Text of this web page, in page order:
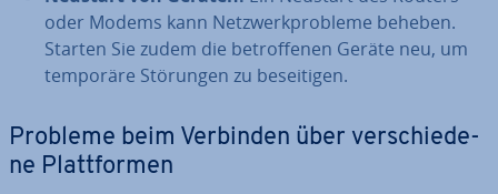
oder Modems kann Netz­werk­pro­ble­me beheben.
Starten Sie zudem die be­trof­fe­nen Geräte neu, um
temporäre Störungen zu be­sei­ti­gen.
Probleme beim Verbinden über ver­schie­de­
ne Platt­for­men